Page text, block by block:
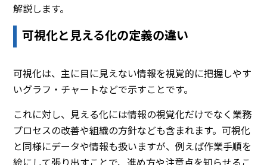
解説します。
可視化と見える化の定義の違い
可視化は、主に目に見えない情報を視覚的に把握しやす
いグラフ・チャートなどで示すことです。
これに対し、見える化には情報の視覚化だけでなく業務
プロセスの改善や組織の方針なども含まれます。可視化
と同様にデータや情報も扱いますが、例えば作業手順を
絵にして張り出すことで、進め方や注意点を知らせるこ